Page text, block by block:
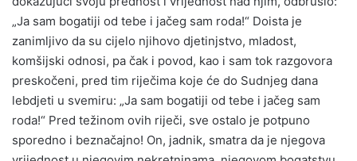
„Ja sam bogatiji od tebe i jačeg sam roda!“ Doista je
zanimljivo da su cijelo njihovo djetinjstvo, mladost,
komšijski odnosi, pa čak i povod, kao i sam tok razgovora
preskočeni, pred tim riječima koje će do Sudnjeg dana
lebdjeti u svemiru: „Ja sam bogatiji od tebe i jačeg sam
roda!“ Pred težinom ovih riječi, sve ostalo je potpuno
sporedno i beznačajno! On, jadnik, smatra da je njegova